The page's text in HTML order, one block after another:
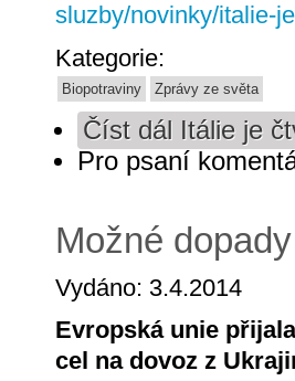
sluzby/novinky/italie-
Kategorie:
Biopotraviny Zprávy ze světa
Číst dál Itálie je
Pro psaní
Možné
Vydáno: 3.4.2014
Evropská unie
cel na dovoz z